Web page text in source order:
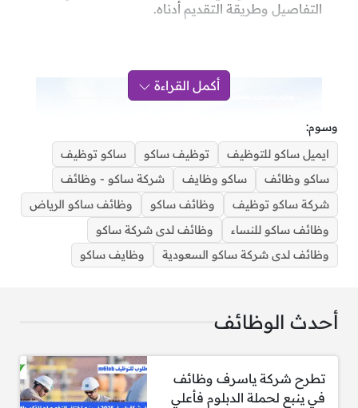
التفاصيل وطريقة التقديم أدناه.
وظائف ساكو الرياض لحملة الثانوية فاعلي للمواطنين
والاجانب (ذكور واناث)
المتطلبات والمهارات:
أكمل القراءة
وسوم:
ايميل ساكو للتوظيف
توظيف ساكو
ساكو توظيف
ساكو وظائف
ساكو وظايف
شركة ساكو - وظائف
شركة ساكو توظيف
وظائف ساكو
وظائف ساكو الرياض
وظائف ساكو للنساء
وظائف لدى شركة ساكو
وظائف لدى شركة ساكو السعودية
وظايف ساكو
أحدث الوظائف
تطرح شركة ياسرف وظائف
في ينبع لحملة الدبلوم فأعلي